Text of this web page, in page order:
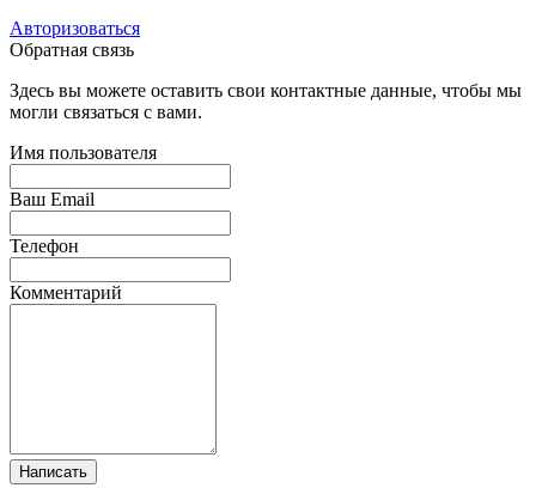
Авторизоваться
Обратная связь
Здесь вы можете оставить свои контактные данные, чтобы мы
могли связаться с вами.
Имя пользователя
Ваш Email
Телефон
Комментарий
Написать